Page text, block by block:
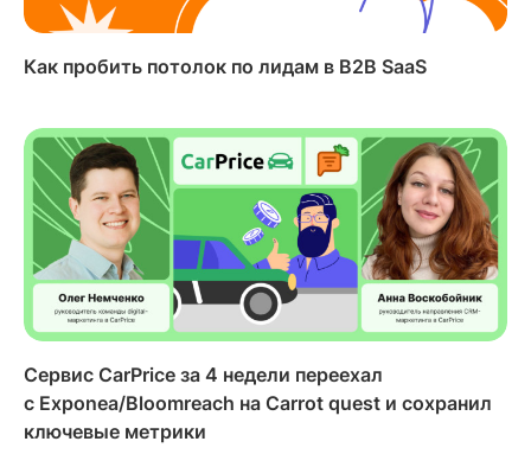
Как пробить потолок по лидам в B2B SaaS
Сервис CarPrice за 4 недели переехал
с Exponea/Bloomreach на Carrot quest и сохранил
ключевые метрики